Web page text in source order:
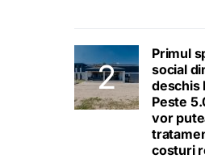
Primul
social
deschis
Peste
vor
costuri